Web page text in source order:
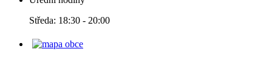
Středa: 18:30 - 20:00